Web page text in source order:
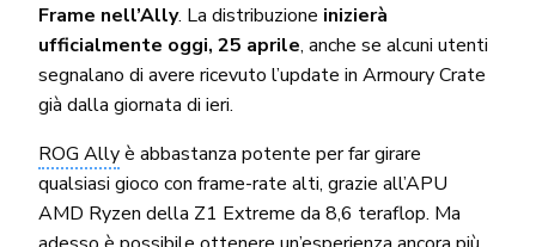
Frame nell’Ally. La distribuzione inizierà
ufficialmente oggi, 25 aprile, anche se alcuni utenti
segnalano di avere ricevuto l’update in Armoury Crate
già dalla giornata di ieri.
ROG Allyè abbastanza potente per far girare
qualsiasi gioco con frame-rate alti, grazie all’APU
AMD Ryzen della Z1 Extreme da 8,6 teraflop. Ma